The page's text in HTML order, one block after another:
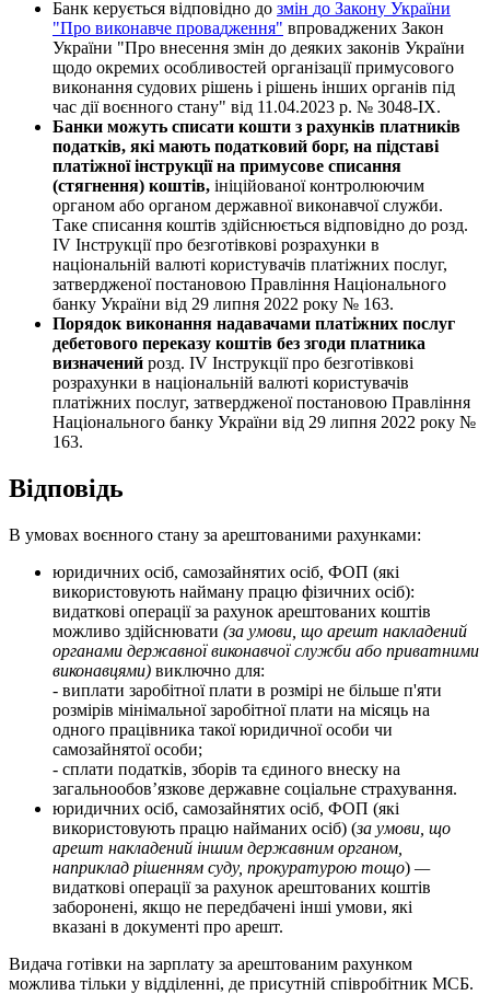
Банк керується відповідно до змін до Закону України
"Про виконавче провадження" впроваджених Закон
України "Про внесення змін до деяких законів України
щодо окремих особливостей організації примусового
виконання судових рішень і рішень інших органів під
час дії воєнного стану" від 11.04.2023 р. № 3048-IX.
Банки можуть списати кошти з рахунків платників
податків, які мають податковий борг, на підставі
платіжної інструкції на примусове списання
(стягнення) коштів, ініційованої контролюючим
органом або органом державної виконавчої служби.
Таке списання коштів здійснюється відповідно до розд.
ІV Інструкції про безготівкові розрахунки в
національній валюті користувачів платіжних послуг,
затвердженої постановою Правління Національного
банку України від 29 липня 2022 року № 163.
Порядок виконання надавачами платіжних послуг
дебетового переказу коштів без згоди платника
визначений розд. IV Інструкції про безготівкові
розрахунки в національній валюті користувачів
платіжних послуг, затвердженої постановою Правління
Національного банку України від 29 липня 2022 року №
163.
Відповідь
В умовах воєнного стану за арештованими рахунками:
юридичних осіб, самозайнятих осіб, ФОП (які
використовують найману працю фізичних осіб):
видаткові операції за рахунок арештованих коштів
можливо здійснювати (за умови що арешт накладений
органами державної виконавчої служби або приватними
виконавцями) виключно для:
- виплати заробітної плати в розмірі не більше п'яти
розмірів мінімальної заробітної плати на місяць на
одного працівника такої юридичної особи чи
самозайнятої особи;
- сплати податків, зборів та єдиного внеску на
загальнообов’язкове державне соціальне страхування.
юридичних осіб, самозайнятих осіб, ФОП (які
використовують працю найманих осіб) (за умови що
арешт накладений іншим державним органом
наприклад рішенням суду, прокуратурою тощо) —
видаткові операції за рахунок арештованих коштів
заборонені, якщо не передбачені інші умови, які
вказані в документі про арешт.
Видача готівки на зарплату за арештованим рахунком
можлива тільки у відділенні, де присутній співробітник МСБ.